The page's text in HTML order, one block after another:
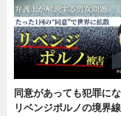
同意があっても犯罪に
リベンジポルノの境界